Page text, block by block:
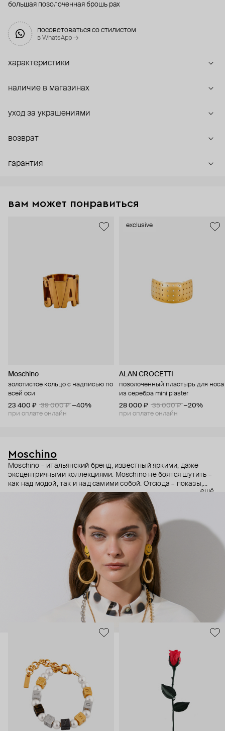
большая позолоченная брошь pax
посоветоваться со стилистом
в WhatsApp →
характеристики
наличие в магазинах
уход за украшениями
возврат
гарантия
вам может понравиться
Moschino
золотистое кольцо с надписью по
всей оси
23 400 ₽
39 000 ₽ −40%
при оплате онлайн
exclusive
ALAN CROCETTI
позолоченный пластырь для носа
из серебра mini plaster
28 000 ₽
35 000 ₽ −20%
при оплате онлайн
Moschino
Moschino – итальянский бренд, известный яркими, даже
эксцентричными коллекциями. Moschino не боятся шутить –
как над модой, так и над самими собой. Отсюда – показы,
мгновенно становящиеся главными событиями, вирусные
выходы селебрити (помните Кэти Перри в платье-люстре на
бале Института костюма Met Gala в 2019 году?) и
коллаборации с самыми неожиданными кандидатами, от
«Улицы Сезам» до The Sims. Украшения бренда –
гипертрофированно праздничные, практически
нарисованные: с кристаллами размером с ладонь и будто бы
расплавленными сердцами.
ещё